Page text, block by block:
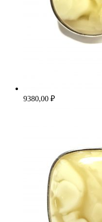
9380,00 ₽